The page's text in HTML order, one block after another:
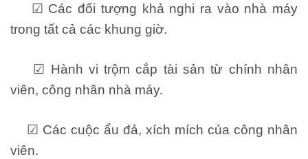
☑ Các đối tượng khả nghi ra vào nhà máy
trong tất cả các khung giờ.
☑ Hành vi trộm cắp tài sản từ chính nhân
viên, công nhân nhà máy.
☑ Các cuộc ẩu đả, xích mích của công nhân
viên.